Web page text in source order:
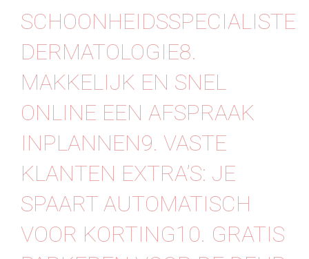
SCHOONHEIDSSPECIALISTE
DERMATOLOGIE8.
MAKKELIJK EN SNEL
ONLINE EEN AFSPRAAK
INPLANNEN9. VASTE
KLANTEN EXTRA’S: JE
SPAART AUTOMATISCH
VOOR KORTING10. GRATIS